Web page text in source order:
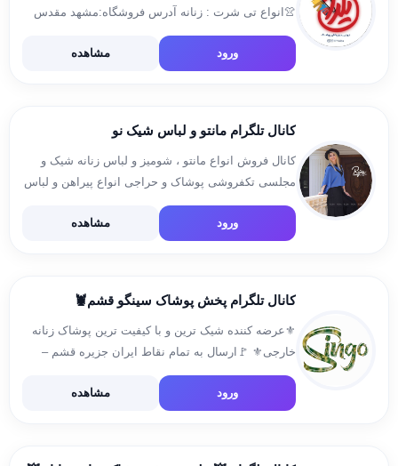
👚انواع تی شرت : زنانه آدرس فروشگاه:مشهد مقدس
ورود مشاهده
کانال تلگرام مانتو و لباس شیک نو
کانال فروش انواع مانتو ، شومیز و لباس زنانه شیک و
مجلسی تکفروشی پوشاک و حراجی انواع پیراهن و لباس
خانگی ارزان جدیدترین مدل های لباس فشن مد بانوان،
دخترانه و زنانه آیدی سفارش @shiknoadmin […]
ورود مشاهده
کانال تلگرام پخش پوشاک سینگو قشم🦞
⚜️عرضه کننده شیک ترین و با کیفیت ترین پوشاک زنانه
خارجی⚜️ 🚩ارسال به تمام نقاط ایران جزیره قشم –
ورود مشاهده